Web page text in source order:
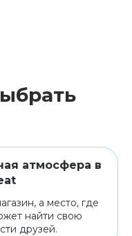
атмосфера в
а место, где
найти свою
друзей.